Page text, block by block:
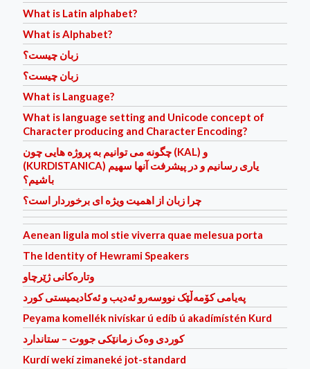
What is Latin alphabet?
What is Alphabet?
زبان چیست؟
زبان چیست؟
What is Language?
What is language setting and Unicode concept of
Character producing and Character Encoding?
چگونه می توانیم به پروژه هایی چون (KAL) و
(KURDISTANICA) یاری رسانیم و در پیشرفت آنها سهیم
باشیم؟
چرا زبان از اهمیت ویژه ای برخوردار است؟
Aenean ligula mol stie viverra quae melesua porta
The Identity of Hewrami Speakers
وتاره‌كانی ژێرچاو
پەیامی کۆمەڵێک نووسەرو ئەدیب و ئەکادیمیستی کورد
Peyama komellék nivískar ú edíb ú akadímístén Kurd
کوردی وه‌ک زمانێکی جووت – ستاندارد
Kurdí wekí zimaneké jot-standard